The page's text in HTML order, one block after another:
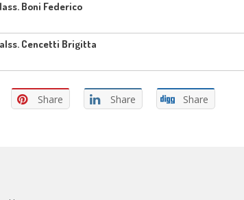
Boni Federico
Cencetti Brigitta
Share Share Share